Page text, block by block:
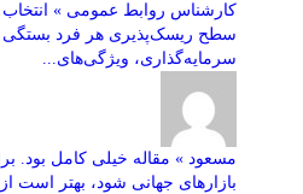
کارشناس روابط عمومی » انتخاب
سطح ریسک‌پذیری هر فرد بستگی
سرمایه‌گذاری، ویژگی‌های...
مسعود » مقاله خیلی کامل بود.
بازارهای جهانی شود، بهتر است